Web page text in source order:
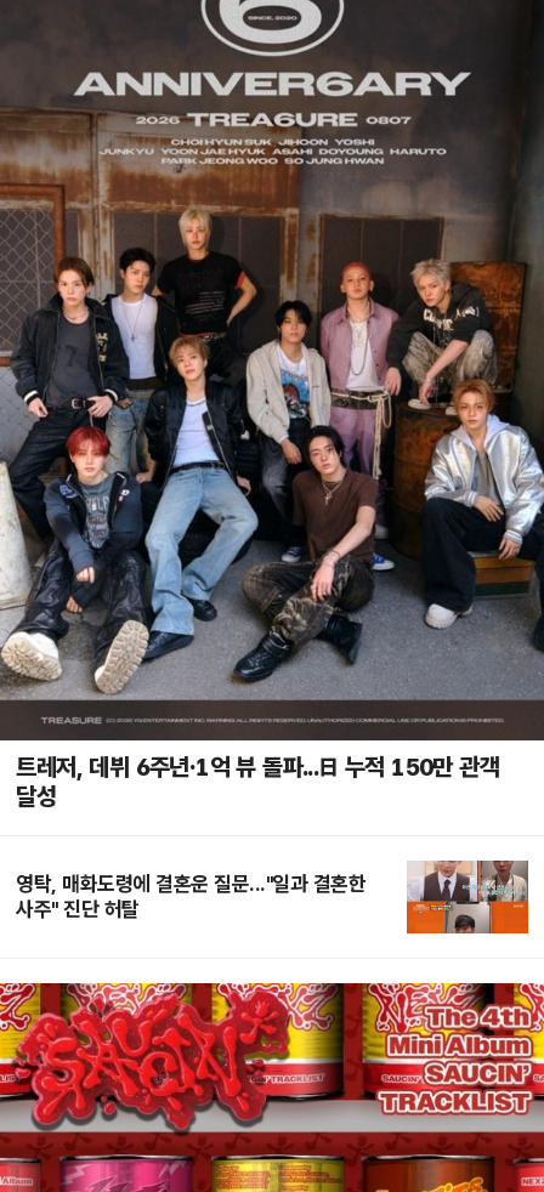
트레저, 데뷔 6주년·1억 뷰 돌파...日 누적 150만 관객
달성
영탁, 매화도령에 결혼운 질문..."일과 결혼한
사주" 진단 허탈